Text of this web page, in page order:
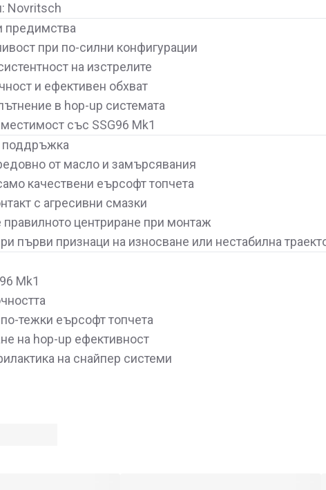
Novritsch
предимства
при по-силни конфигурации
на изстрелите
и ефективен обхват
в hop-up системата
със SSG96 Mk1
поддръжка
от масло и замърсявания
качествени еърсофт топчета
с агресивни смазки
правилното центриране при монтаж
първи признаци на износване или нестабилна
Mk1
тежки еърсофт топчета
на hop-up ефективност
на снайпер системи